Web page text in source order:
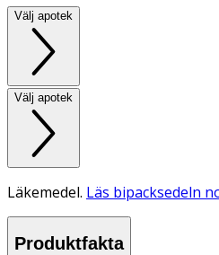
Välj apotek
Välj apotek
Läkemedel. Läs bipacksedeln
Produktfakta